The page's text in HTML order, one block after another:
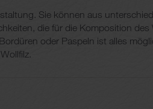
Sie können aus
die für die Komposition
oder Paspeln ist alles